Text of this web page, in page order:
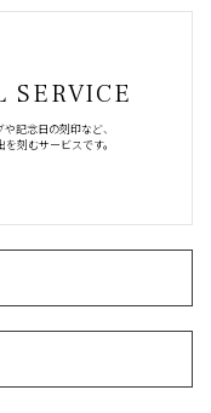
SERVICE
記念日の刻印など、
刻むサービスです。